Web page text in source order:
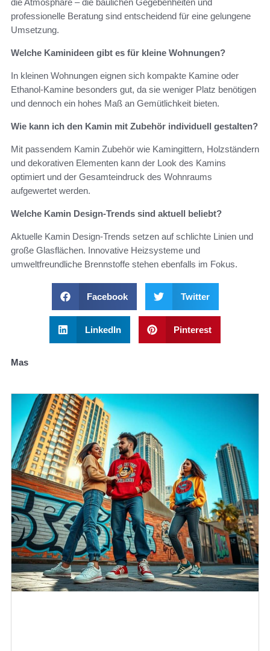
die Atmosphäre – die baulichen Gegebenheiten und
professionelle Beratung sind entscheidend für eine gelungene
Umsetzung.
Welche Kaminideen gibt es für kleine Wohnungen?
In kleinen Wohnungen eignen sich kompakte Kamine oder
Ethanol-Kamine besonders gut, da sie weniger Platz benötigen
und dennoch ein hohes Maß an Gemütlichkeit bieten.
Wie kann ich den Kamin mit Zubehör individuell gestalten?
Mit passendem Kamin Zubehör wie Kamingittern, Holzständern
und dekorativen Elementen kann der Look des Kamins
optimiert und der Gesamteindruck des Wohnraums
aufgewertet werden.
Welche Kamin Design-Trends sind aktuell beliebt?
Aktuelle Kamin Design-Trends setzen auf schlichte Linien und
große Glasflächen. Innovative Heizsysteme und
umweltfreundliche Brennstoffe stehen ebenfalls im Fokus.
Facebook Twitter
LinkedIn Pinterest
Mas